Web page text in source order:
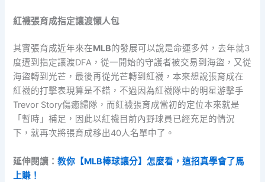
紅襪張育成指定讓渡懶人包
其實張育成近年來在MLB的發展可以說是命運多舛，去年就3
度遭到指定讓渡DFA，從一開始的守護者被交易到海盜，又從
海盜轉到光芒，最後再從光芒轉到紅襪，本來想說張育成在
紅襪的打擊表現算是不錯，不過因為紅襪隊中的明星游擊手
Trevor Story傷癒歸隊，而紅襪張育成當初的定位本來就是
「暫時」補足，因此以紅襪目前內野球員已經充足的情況
下，就再次將張育成移出40人名單中了。
延伸閱讀：教你【MLB棒球讓分】怎麼看，這招真學會了馬
上賺！